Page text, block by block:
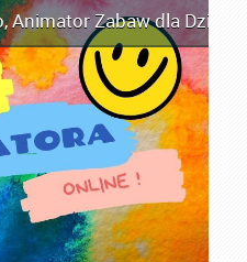
,Animator Zabaw dla Dzieci